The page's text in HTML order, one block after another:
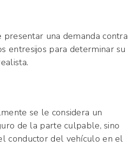
una demanda contra
entresijos para determinar su
se le considera un
de la parte culpable, sino
conductor del vehículo en el